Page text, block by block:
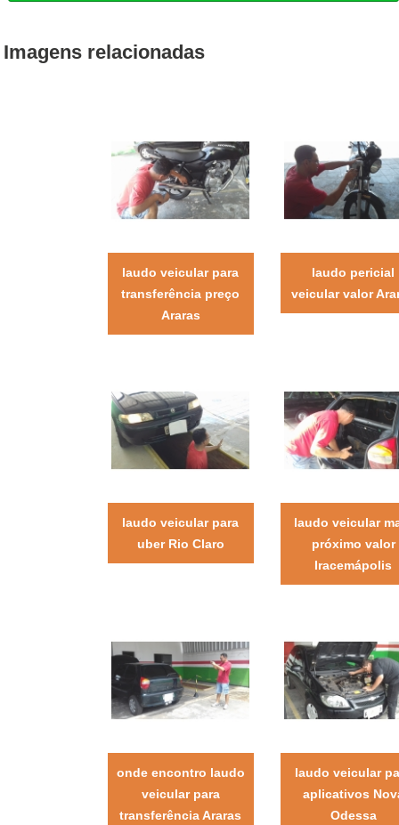
Imagens relacionadas
laudo veicular para
transferência preço
Araras
laudo pericial
veicular valor
laudo veicular para
uber Rio Claro
laudo veicular
próximo valor
Iracemápolis
onde encontro laudo
veicular para
transferência Araras
laudo veicular
aplicativos
Odessa